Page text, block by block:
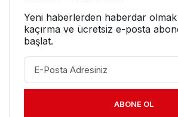
Yeni haberlerden haberdar olmak
kaçırma ve ücretsiz e-posta
başlat.
ABONE OL